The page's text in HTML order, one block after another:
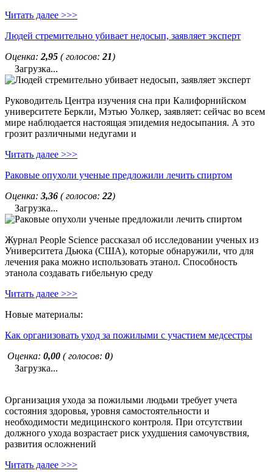
Читать далее >>>
Людей стремительно убивает недосып, заявляет эксперт
Оценка: 2,95 ( голосов: 21)
Загрузка...
Руководитель Центра изучения сна при Калифорнийском
университете Беркли, Мэтью Уолкер, заявляет: сейчас во всем
мире наблюдается настоящая эпидемия недосыпания. А это
грозит различными недугами и
Читать далее >>>
Раковые опухоли ученые предложили лечить спиртом
Оценка: 3,36 ( голосов: 22)
Загрузка...
Журнал People Science рассказал об исследовании ученых из
Университета Дьюка (США), которые обнаружили, что для
лечения рака можно использовать этанол. Способность
этанола создавать гибельную среду
Читать далее >>>
Новые материалы:
Как организовать уход за пожилыми с участием медсестры
Оценка: 0,00 ( голосов: 0)
Загрузка...
Организация ухода за пожилыми людьми требует учета
состояния здоровья, уровня самостоятельности и
необходимости медицинского контроля. При отсутствии
должного ухода возрастает риск ухудшения самочувствия,
развития осложнений
Читать далее >>>